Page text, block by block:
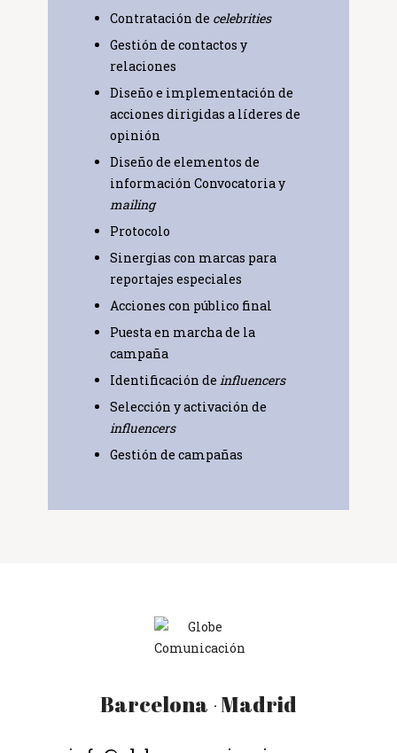
reportajes especiales
Acciones con público final
Puesta en marcha de la
campaña
Identificación deinfluencers
Selección y activación de
influencers
Gestión de campañas
Barcelona
POLÍTICA DE COOKIES
Globe Comunicación